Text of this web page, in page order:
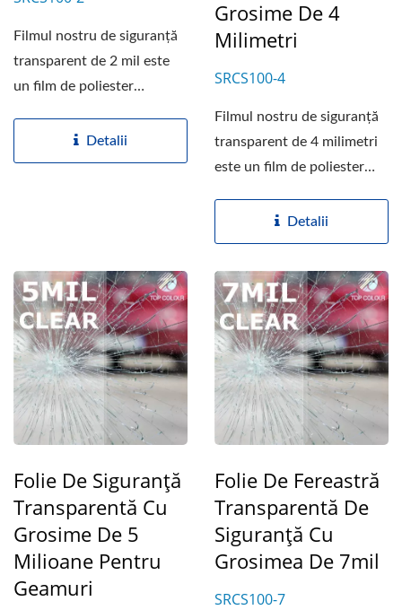
Filmul nostru de siguranță
transparent de 2 mil este
un film de poliester
Detalii
Grosime De 4
Milimetri
SRCS100-4
Filmul nostru de siguranță
transparent de 4 milimetri
este un film de poliester
Detalii
Folie De Siguranță
Transparentă Cu
Grosime De 5
Milioane Pentru
Geamuri
Folie De Fereastră
Transparentă De
Siguranță Cu
Grosimea De 7mil
SRCS100-7